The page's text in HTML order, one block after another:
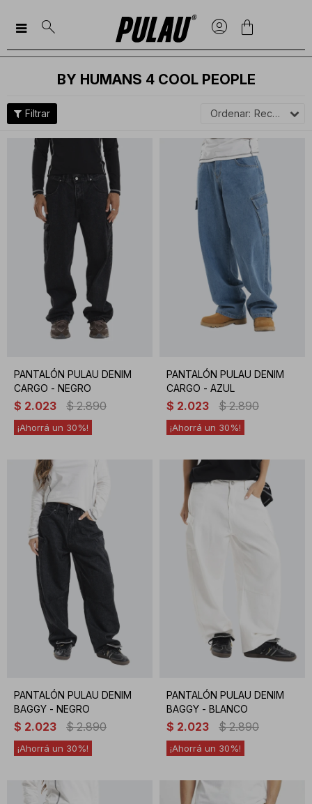

BY HUMANS 4 COOL PEOPLE
Recomendados
PANTALÓN PULAU DENIM
CARGO - NEGRO
$ 2.023 $ 2.890
30
PANTALÓN PULAU DENIM
CARGO - AZUL
$ 2.023 $ 2.890
30
PANTALÓN PULAU DENIM
BAGGY - NEGRO
$ 2.023 $ 2.890
30
PANTALÓN PULAU DENIM
BAGGY - BLANCO
$ 2.023 $ 2.890
30